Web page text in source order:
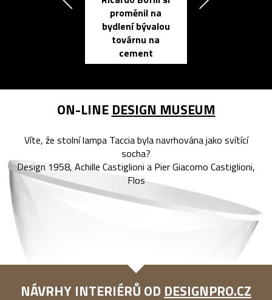
proměnil na
bydlení bývalou
továrnu na
cement
ON-LINE DESIGN MUSEUM
Víte, že stolní lampa Taccia byla navrhována jako svítící
socha?
Design 1958, Achille Castiglioni a Pier Giacomo Castiglioni,
Flos
NÁVRHY INTERIÉRŮ OD DESIGNPRO.CZ